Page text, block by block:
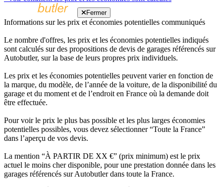
Fermer
Informations sur les prix et économies potentielles communiqués
Le nombre d'offres, les prix et les économies potentielles indiqués
sont calculés sur des propositions de devis de garages référencés sur
Autobutler, sur la base de leurs propres prix individuels.
Les prix et les économies potentielles peuvent varier en fonction de
la marque, du modèle, de l’année de la voiture, de la disponibilité du
garage et du moment et de l’endroit en France où la demande doit
être effectuée.
Pour voir le prix le plus bas possible et les plus larges économies
potentielles possibles, vous devez sélectionner “Toute la France”
dans l’aperçu de vos devis.
La mention “À PARTIR DE XX €” (prix minimum) est le prix
actuel le moins cher disponible, pour une prestation donnée dans les
garages référencés sur Autobutler dans toute la France.